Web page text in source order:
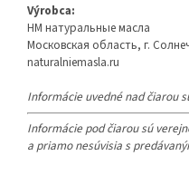
Výrobca:
HM натуральные масла
Московская область, г.
naturalniemasla.ru
Informácie uvedné nad čiarou
Informácie pod čiarou sú
a priamo nesúvisia s